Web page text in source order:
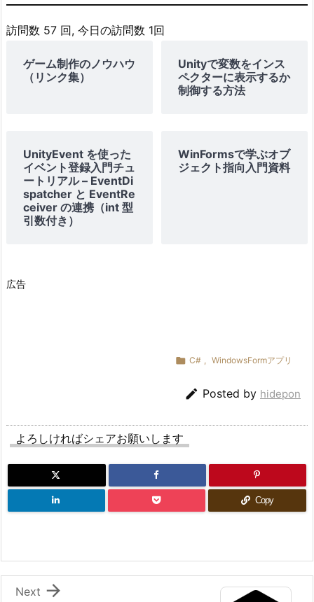
訪問数 57 回, 今日の訪問数 1回
ゲーム制作のノウハウ
（リンク集）
Unityで変数をインス
ペクターに表示するか
制御する方法
UnityEvent を使った
イベント登録入門チュ
ートリアル – EventDi
spatcher と EventRe
ceiver の連携（int 型
引数付き）
WinFormsで学ぶオブ
ジェクト指向入門資料
広告
 C# , WindowsFormアプリ
 Posted by hidepon
よろしければシェアお願いします
Copy

Next